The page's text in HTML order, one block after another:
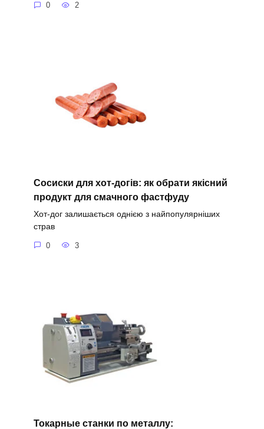
0 2
Сосиски для хот-догів: як обрати якісний
продукт для смачного фастфуду
Хот-дог залишається однією з найпопулярніших
страв
0 3
Токарные станки по металлу: